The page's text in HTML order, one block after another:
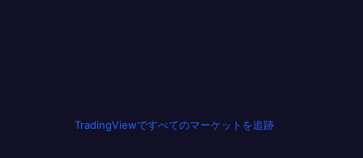
TradingViewですべてのマーケットを追跡